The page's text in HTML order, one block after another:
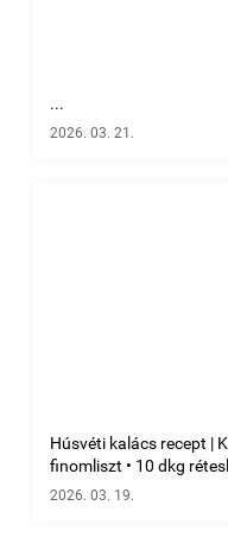
...
2026. 03. 21.
Húsvéti kalács recept |
finomliszt • 10 dkg
2026. 03. 19.